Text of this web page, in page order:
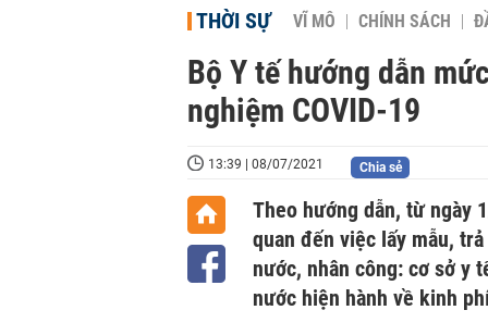
THỜI SỰ VĨ MÔ CHÍNH SÁCH
Bộ Y tế hướng dẫn
nghiệm COVID-19
13:39 | 08/07/2021 Chia sẻ
Theo hướng dẫn, từ ngày
quan đến việc lấy mẫu,
nước, nhân công: cơ sở y
nước hiện hành về kinh